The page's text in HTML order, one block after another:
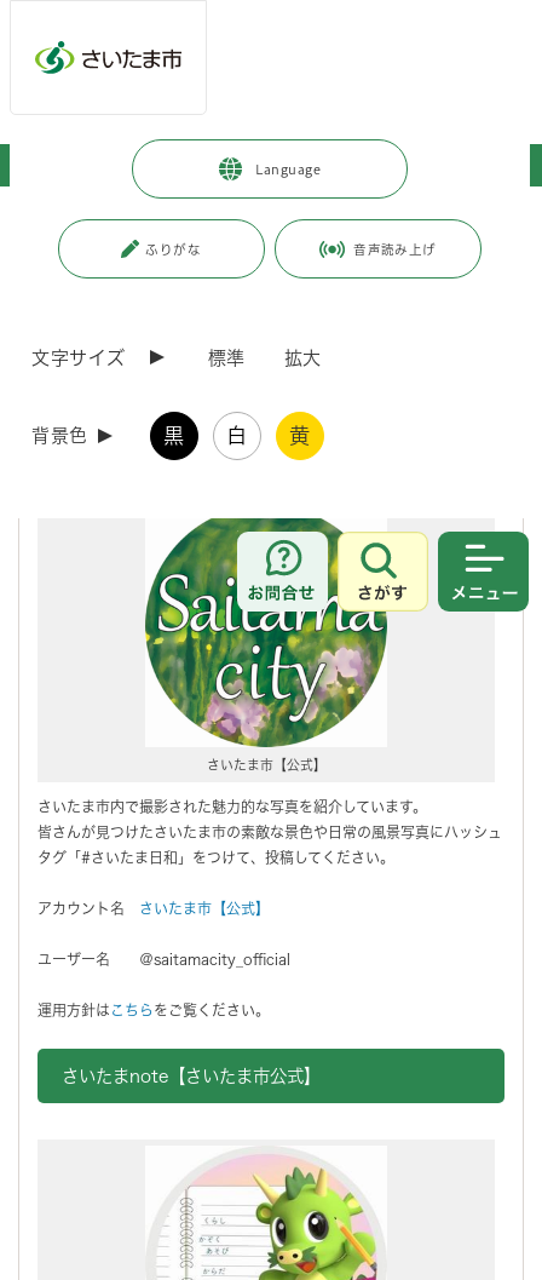
Language
ふりがな 音声読み上げ
文字サイズ 標準 拡大
背景色 黒 白 黄
お問合せ
さがす
市政情報 広報・報道 >
SNS
ます。
さいたま市【公式】
さいたま市【公式】
さいたま市内で撮影された魅力的な写真を紹介しています。
皆さんが見つけたさいたま市の素敵な景色や日常の風景写真にハッシュ
タグ「#さいたま日和」をつけて、投稿してください。
アカウント名 さいたま市【公式】
ユーザー名 ＠saitamacity_official
運用方針は こちら をご覧ください。
さいたまnote【さいたま市公式】